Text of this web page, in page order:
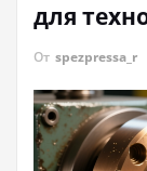
для
От spezpressa_r